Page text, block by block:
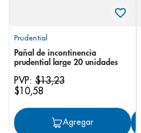
Prudential
Pañal de incontinencia
prudential large 20 unidades
PVP: $13,23
$10,58
Agregar